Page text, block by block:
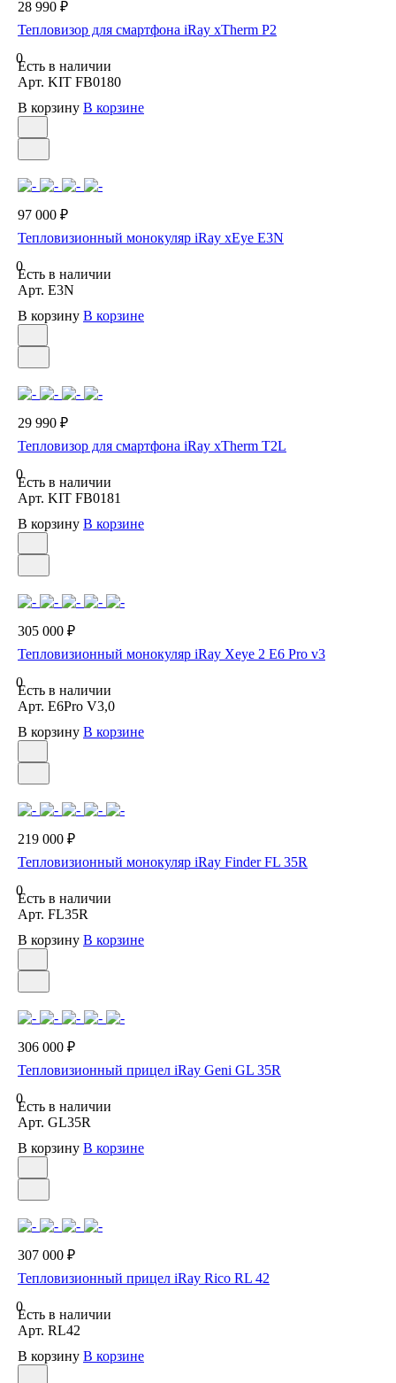
28 990 ₽
Тепловизор для смартфона iRay xTherm P2
0
Есть в наличии
Арт. KIT FB0180
В корзину В корзине
97 000 ₽
Тепловизионный монокуляр iRay xEye E3N
0
Есть в наличии
Арт. E3N
В корзину В корзине
29 990 ₽
Тепловизор для смартфона iRay xTherm T2L
0
Есть в наличии
Арт. KIT FB0181
В корзину В корзине
305 000 ₽
Тепловизионный монокуляр iRay Xeye 2 E6 Pro v3
0
Есть в наличии
Арт. E6Pro V3,0
В корзину В корзине
219 000 ₽
Тепловизионный монокуляр iRay Finder FL 35R
0
Есть в наличии
Арт. FL35R
В корзину В корзине
306 000 ₽
Тепловизионный прицел iRay Geni GL 35R
0
Есть в наличии
Арт. GL35R
В корзину В корзине
307 000 ₽
Тепловизионный прицел iRay Rico RL 42
0
Есть в наличии
Арт. RL42
В корзину В корзине